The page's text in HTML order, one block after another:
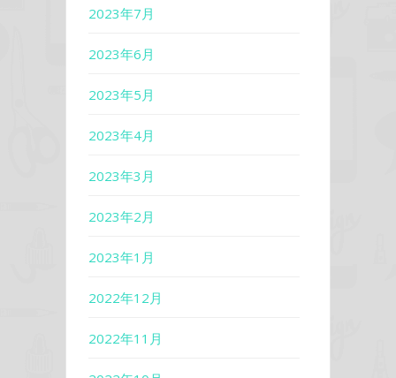
2023年7月
2023年6月
2023年5月
2023年4月
2023年3月
2023年2月
2023年1月
2022年12月
2022年11月